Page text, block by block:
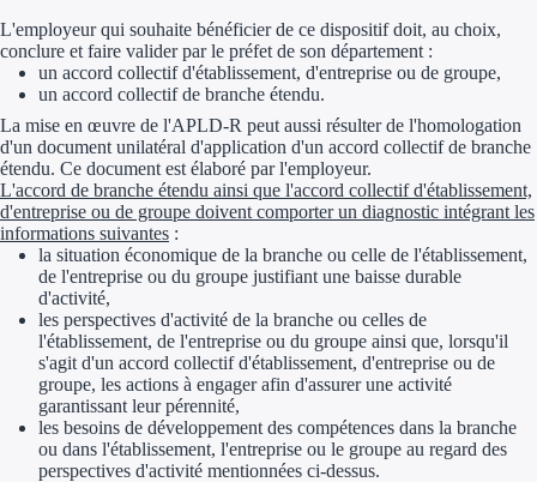
Aides Région
Aides Région
Aides Région
Aides Région
Aides Région Île-
Aides Région
L'employeur qui souhaite bénéficier de ce dispositif doit, au choix,
conclure et faire valider par le préfet de son département :
un accord collectif d'établissement, d'entreprise ou de groupe,
un accord collectif de branche étendu.
La mise en œuvre de l'APLD-R peut aussi résulter de l'homologation
d'un document unilatéral d'application d'un accord collectif de branche
étendu. Ce document est élaboré par l'employeur.
L'accord de branche étendu ainsi que l'accord collectif d'établissement,
d'entreprise ou de groupe doivent comporter un diagnostic intégrant les
informations suivantes :
la situation économique de la branche ou celle de l'établissement,
de l'entreprise ou du groupe justifiant une baisse durable
d'activité,
les perspectives d'activité de la branche ou celles de
l'établissement, de l'entreprise ou du groupe ainsi que, lorsqu'il
s'agit d'un accord collectif d'établissement, d'entreprise ou de
groupe, les actions à engager afin d'assurer une activité
garantissant leur pérennité,
les besoins de développement des compétences dans la branche
ou dans l'établissement, l'entreprise ou le groupe au regard des
perspectives d'activité mentionnées ci-dessus.